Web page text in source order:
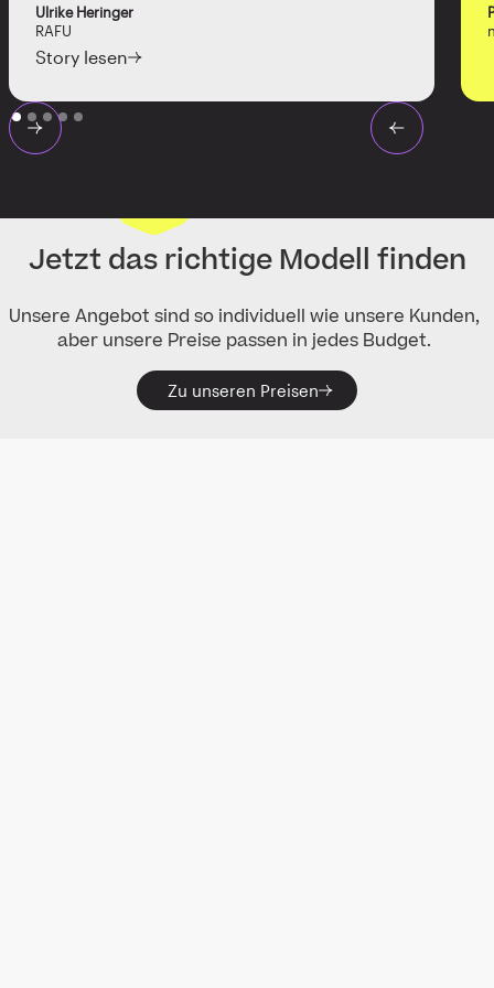
Ulrike Heringer
RAFU
Story lesen
Jetzt das richtige Modell finden
Unsere Angebot sind so individuell wie unsere Kunden,
aber unsere Preise passen in jedes Budget.
Zu unseren Preisen